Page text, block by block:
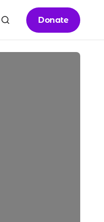
Donate